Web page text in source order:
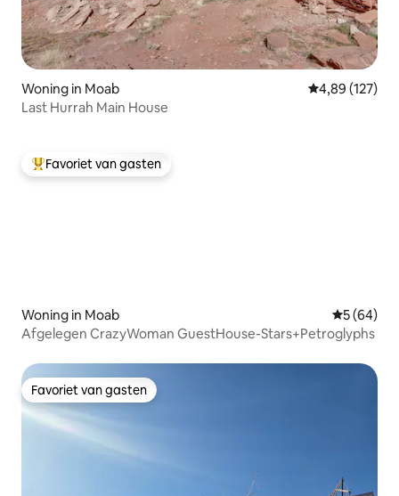
Woning in Moab Gemiddelde
4,89 (127)
Last Hurrah Main House
Topfavoriet van gasten
Favoriet van gasten
Woning in Moab
5 (64)
Afgelegen CrazyWoman GuestHouse-Stars+Petroglyphs
Favoriet van gasten
Favoriet van gasten